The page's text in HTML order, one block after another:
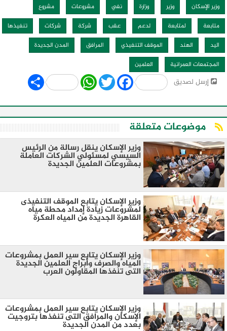
وزير الإسكان وزير وزارة نفي مشروعات
مشروع
متابعة
لمتابعة لدعم عقب شركة شركات
تنفيذها
اليد
الهند الموقف التنفيذي المرافق
المدن الجديدة
المجتمعات العمرانية
العلمين
إرسل لصديق Share WhatsApp
Twitter Facebook
موضوعات متعلقة
وزير الإسكان ينقل رسالة من الرئيس
السيسي لمسئولي الشركات العاملة
بمشروعات العلمين الجديدة
وزير الإسكان يتابع الموقف التنفيذى
لمشروعات زيادة إمداد محطة مياه
القاهرة الجديدة من المياه العكرة
وزير الإسكان يتابع سير العمل بمشروعات
المياه والصرف وأبراج العلمين الجديدة
التى تنفذها المقاولون العرب
وزير الإسكان يتابع سير العمل بمشروعات
الإسكان والمرافق التى تنفذها بتروجيت
بعدد من المدن الجديدة